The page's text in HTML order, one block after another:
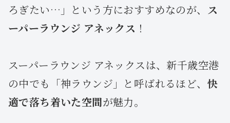
ろぎたい…」という方におすすめなのが、
ス
ーパーラウンジ アネックス ！
スーパーラウンジ アネックスは、新千歳空港
の中でも「神ラウンジ」と呼ばれるほど、 快
適で落ち着いた空間が魅力。